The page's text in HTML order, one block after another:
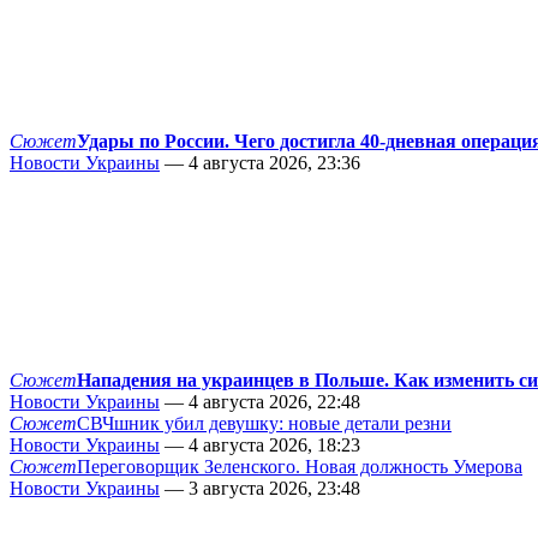
СюжетУдары по России. Чего достигла 40-дневная
Новости Украины — 4 августа 2026, 23:36
СюжетНападения на украинцев в Польше. Как изменить
Новости Украины — 4 августа 2026, 22:48
СюжетСВЧшник убил девушку: новые детали резни
Новости Украины — 4 августа 2026, 18:23
СюжетПереговорщик Зеленского. Новая должность Умерова
Новости Украины — 3 августа 2026, 23:48